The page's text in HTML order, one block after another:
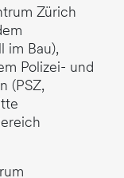
Zürich
im Bau),
Polizei- und
(PSZ,